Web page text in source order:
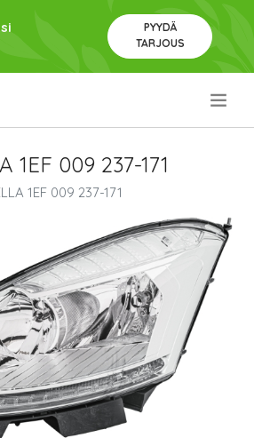
PYYDÄ
TARJOUS
1EF 009 237-171
1EF 009 237-171